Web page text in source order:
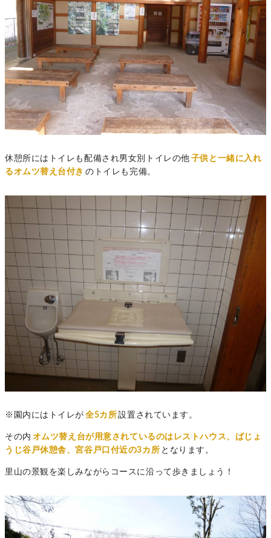
休憩所にはトイレも配備され男女別トイレの他 子供と一緒に入れ
るオムツ替え台付き のトイレも完備。
※園内にはトイレが 全5カ所設置されています。
その内 オムツ替え台が用意されているのはレストハウス、ばじょ
うじ谷戸休憩舎、宮谷戸口付近の3カ所 となります。
里山の景観を楽しみながらコースに沿って歩きましょう！